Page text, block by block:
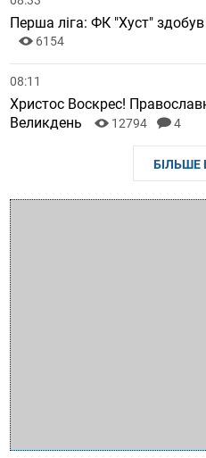
Перша ліга: ФК "Хуст"
6154
08:11
Христос Воскрес!
Великдень
12794 4
БІЛЬШЕ